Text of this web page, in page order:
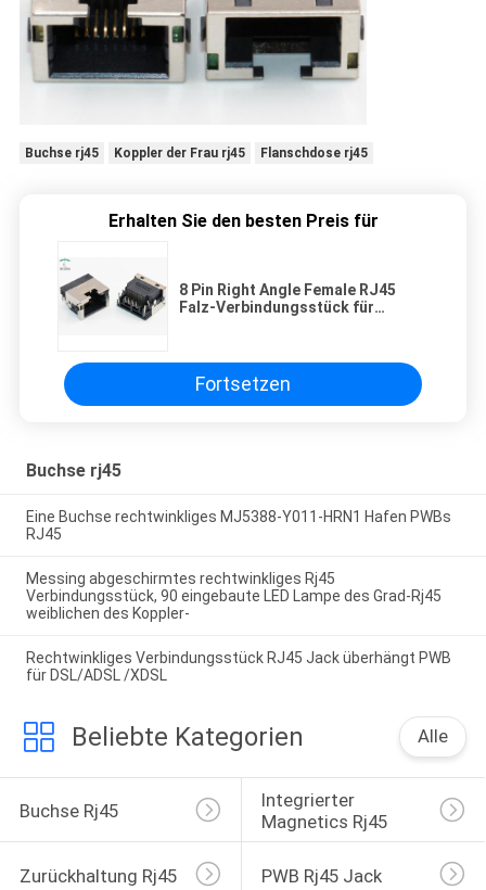
Buchse rj45 Koppler der Frau rj45 Flanschdose rj45
Erhalten Sie den besten Preis für
8 Pin Right Angle Female RJ45
Falz-Verbindungsstück für
Fortsetzen
Buchse rj45
Eine Buchse rechtwinkliges MJ5388-Y011-HRN1 Hafen PWBs
RJ45
Messing abgeschirmtes rechtwinkliges Rj45
Verbindungsstück, 90 eingebaute LED Lampe des Grad-Rj45
weiblichen des Koppler-
Rechtwinkliges Verbindungsstück RJ45 Jack überhängt PWB
für DSL/ADSL /XDSL
Beliebte Kategorien Alle
Buchse Rj45
Integrierter
Magnetics Rj45
Zurückhaltung Rj45 PWB Rj45 Jack